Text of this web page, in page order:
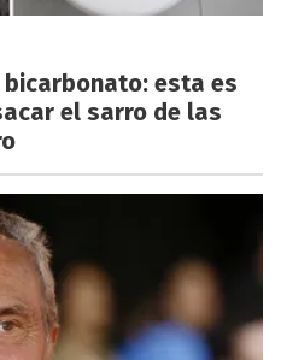
bicarbonato: esta es
el sarro de las